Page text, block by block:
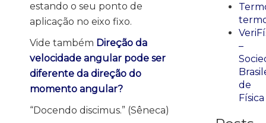
estando o seu ponto de
aplicação no eixo fixo.
Vide também Direção da
velocidade angular pode ser
diferente da direção do
momento angular?
“Docendo discimus.” (Sêneca)
–
de
Física